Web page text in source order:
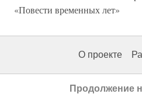
«Повести временных лет»
О проекте
Продолжение